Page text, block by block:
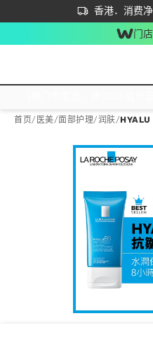
香港．消费
立即成为易
首次APP下单买满
门
首页/ 医美/面部护理/润肤/